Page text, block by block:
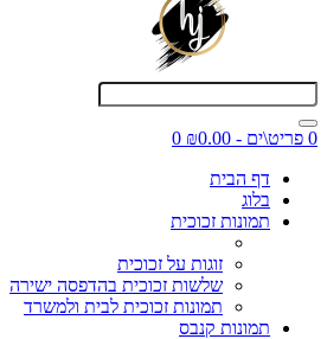
0 פריט\ים - ₪0.00
0
דף הבית
בלוג
תמונות זכוכית
זוגות על זכוכית
שלשות זכוכית בהדפסה ישירה
תמונות זכוכית לבית ולמשרד
תמונות קנבס